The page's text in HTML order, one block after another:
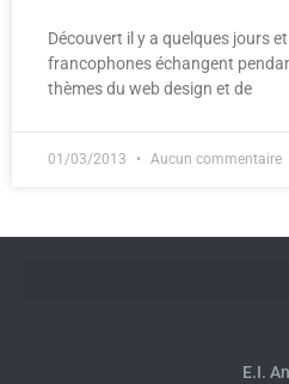
Découvert il y a quelques jours
francophones échangent
thèmes du web design et de
01/03/2013 Aucun commentaire
E.I.